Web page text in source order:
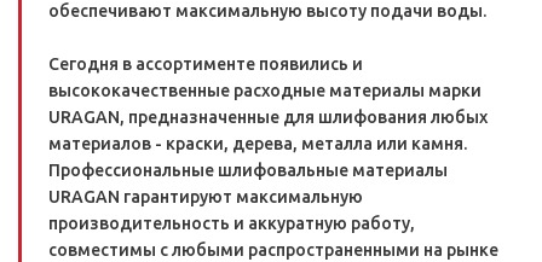
обеспечивают максимальную высоту подачи воды.
Сегодня в ассортименте появились и
высококачественные расходные материалы марки
URAGAN, предназначенные для шлифования любых
материалов - краски, дерева, металла или камня.
Профессиональные шлифовальные материалы
URAGAN гарантируют максимальную
производительность и аккуратную работу,
совместимы с любыми распространенными на рынке